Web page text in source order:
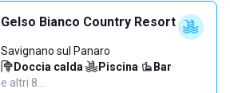
Gelso Bianco Country Resort
Savignano sul Panaro
Doccia calda· Piscina· Bar·
e altri 8…